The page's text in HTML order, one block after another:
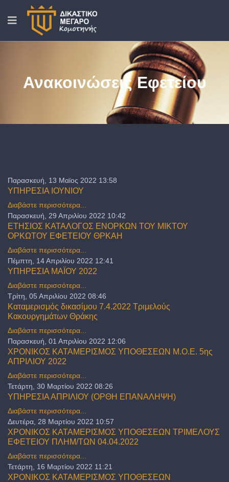
Ανακοινώσεις Εφετείου
Παρασκευή, 13 Μαϊος 2022 13:58
ΥΠΗΡΕΣΙΑ ΙΟΥΝΙΟΥ
Διαβάστε περισσότερα...
Παρασκευή, 29 Απριλίου 2022 10:42
ΕΤΗΣΙΟΣ ΚΑΤΑΛΟΓΟΣ ΕΝΟΡΚΩΝ ΤΟΥ ΜΙΚΤΟΥ
ΟΡΚΩΤΟΥ ΕΦΕΤΕΙΟΥ ΘΡΚΑΗ
Διαβάστε περισσότερα...
Πέμπτη, 14 Απριλίου 2022 12:41
ΥΠΗΡΕΣΙΑ ΜΑΪΟΥ 2022
Διαβάστε περισσότερα...
Τρίτη, 05 Απριλίου 2022 08:46
Καταμερισμός δικασίμου 7.4.2022 Τριμελούς
Κακουργημάτων Θράκης
Διαβάστε περισσότερα...
Παρασκευή, 01 Απριλίου 2022 12:06
ΧΡΟΝΙΚΟΣ ΚΑΤΑΜΕΡΙΣΜΟΣ ΥΠΟΘΕΣΕΩΝ Μ.Ο.Ε. 5ης
ΑΠΡΙΛΙΟΥ 2022
Διαβάστε περισσότερα...
Τετάρτη, 30 Μαρτίου 2022 08:26
ΥΠΗΡΕΣΙΑ ΑΠΡΙΛΙΟΥ (ΟΡΘΗ ΕΠΑΝΑΛΗΨΗ)
Διαβάστε περισσότερα...
Δευτέρα, 28 Μαρτίου 2022 10:57
ΧΡΟΝΙΚΟΣ ΚΑΤΑΜΕΡΙΣΜΟΣ ΥΠΟΘΕΣΕΩΝ ΤΡΙΜΕΛΟΥΣ
ΕΦΕΤΕΙΟΥ ΠΛΗΜ/ΤΩΝ 04.04.2022
Διαβάστε περισσότερα...
Τετάρτη, 16 Μαρτίου 2022 11:21
ΧΡΟΝΙΚΟΣ ΚΑΤΑΜΕΡΙΣΜΟΣ ΥΠΟΘΕΣΕΩΝ